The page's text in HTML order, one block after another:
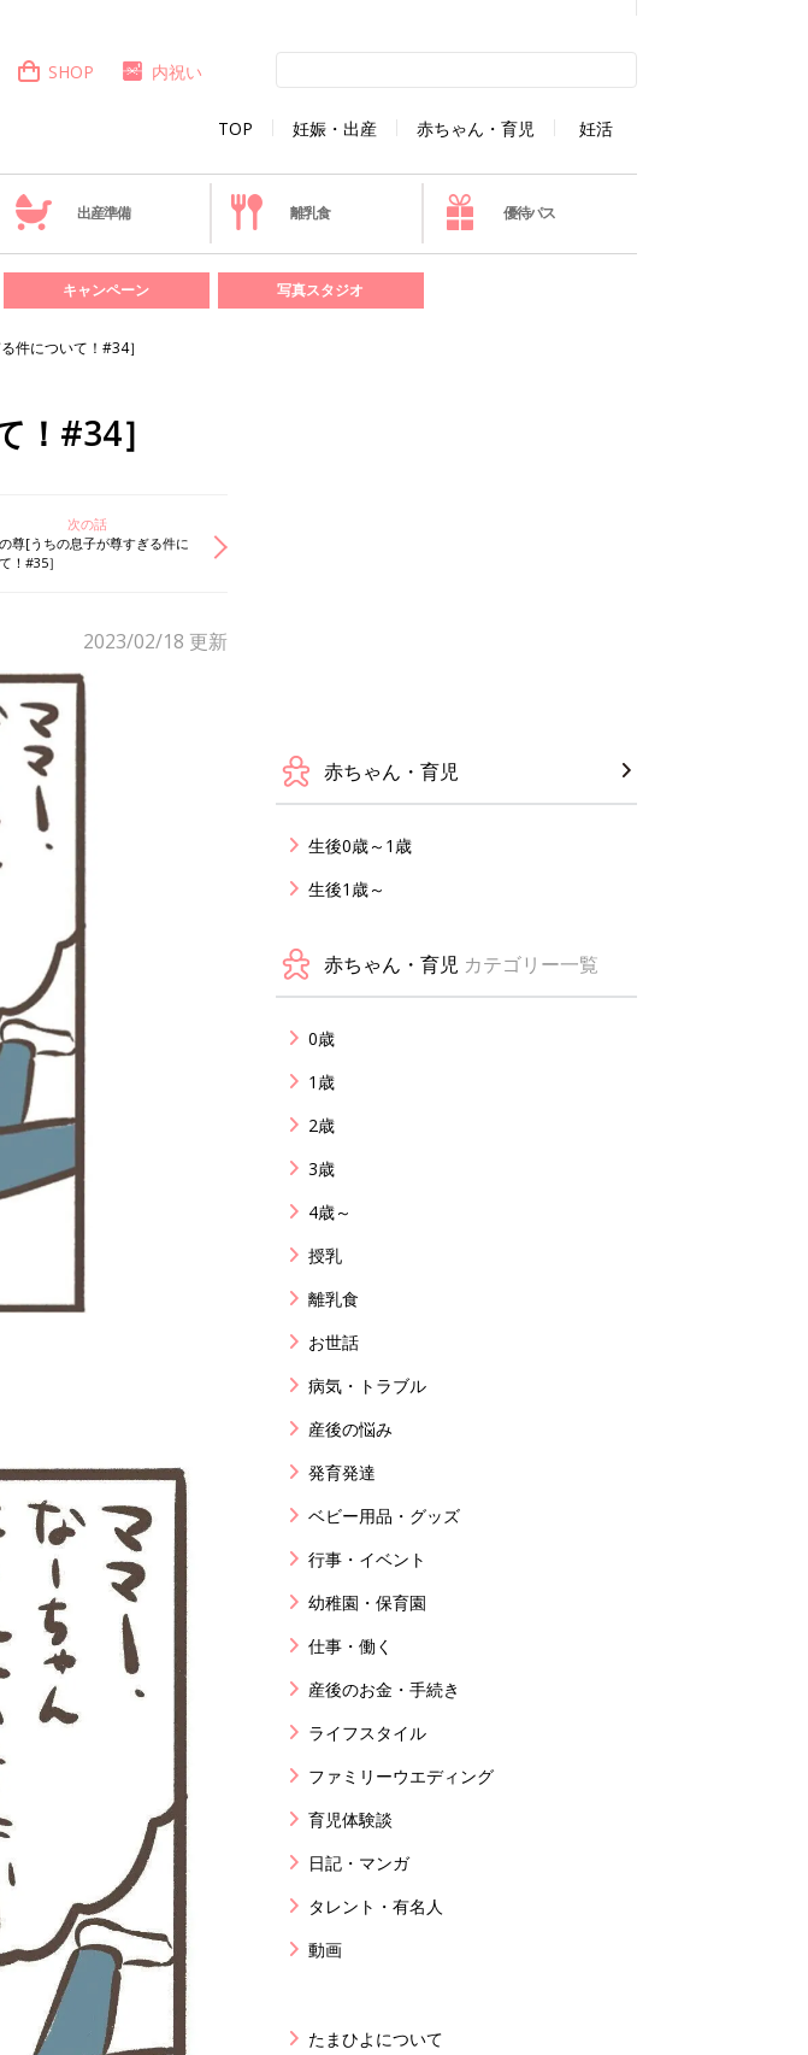
TOP 妊娠・出産 赤ちゃん・育児 妊活
SHOP 内祝い
出産準備 離乳食 優待パス
キャンペーン 写真スタジオ
件について！#34］
！#34］
次の話
尊[うちの息子が尊すぎる件に
！#35］
2023/02/18 更新
赤ちゃん・育児
生後0歳～1歳
生後1歳～
赤ちゃん・育児 カテゴリー一覧
0歳
1歳
2歳
3歳
4歳～
授乳
離乳食
お世話
病気・トラブル
産後の悩み
発育発達
ベビー用品・グッズ
行事・イベント
幼稚園・保育園
仕事・働く
産後のお金・手続き
ライフスタイル
ファミリーウエディング
育児体験談
日記・マンガ
タレント・有名人
動画
たまひよについて